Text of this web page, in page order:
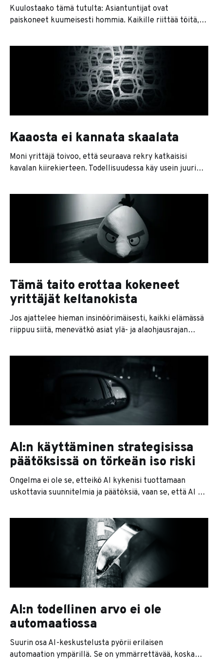
Kuulostaako tämä tutulta: Asiantuntijat ovat
paiskoneet kuumeisesti hommia. Kaikille riittää töitä,
puskee tasaisesti uutta kauppaa. Jokin kuitenkin
mättää: projektit eivät valmistu ajallaan, asiakkaat
kyselevät toimitusten perään ja laskuista läpsyy
reklamaatioita. Kassan pohja häämöttää uhkaavasti,
eikä tuloskaan näytä hyvältä. Missä vika? Näkemättä
firmaa uskallan arvata, että
Kaaosta ei kannata skaalata
Moni yrittäjä toivoo, että seuraava rekry katkaisisi
kavalan kiirekierteen. Todellisuudessa käy usein juuri
pikaviestimet huutavat punaisena, sähköposteja tulee
enemmän kuin koskaan, ja lopulta pienemmätkin
päätökset palaavat takaisin yrittäjän pöydälle. Jaiks.
Eihän tämän näin pitänyt mennä. Ongelma ei yleensä ole
kuitenkaan ihmisissä. Ongelma on siinä, että yritys
Tämä taito erottaa kokeneet
yrittäjät keltanokista
Jos ajattelee hieman insinöörimäisesti, kaikki elämässä
riippuu siitä, menevätkö asiat ylä- ja alaohjausrajan
kuolet. Jos saat liian vähän vettä, kuolet janoon. Jos
saat liian paljon, hukut. Jos stressaa liian vähän,
tylsistyt. Jos stressaa liian paljon, palat loppuun. Sama
AI:n käyttäminen strategisissa
päätöksissä on törkeän iso riski
Ongelma ei ole se, etteikö AI kykenisi tuottamaan
uskottavia suunnitelmia ja päätöksiä, vaan se, että AI on
hyviä keskusteluja, ei hyviä päätöksiä. Erityisen
haavoittuvassa asemassa ovat AI-myönteiset yrittäjät ja
johtajat, joilla ei ole luotettavaa neuvonantajaa tai
sparrauskumppania. Jos hallitus toimii yrityksessä vain
AI:n todellinen arvo ei ole
automaatiossa
Suurin osa AI-keskustelusta pyörii erilaisen
automaation ympärillä. Se on ymmärrettävää, koska